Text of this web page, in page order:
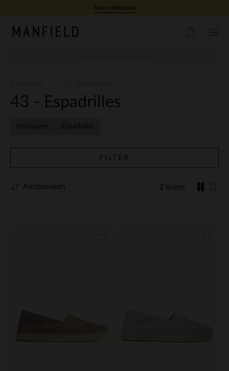
New collection
43 - Espadrilles
Instappers Espadrilles
FILTER
2 Items
Aanbevolen